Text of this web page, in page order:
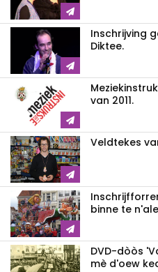
Inschrijving
Diktee.
van 2011.
Veldtekes
binne te
DVD-dòòs
mè d'oew